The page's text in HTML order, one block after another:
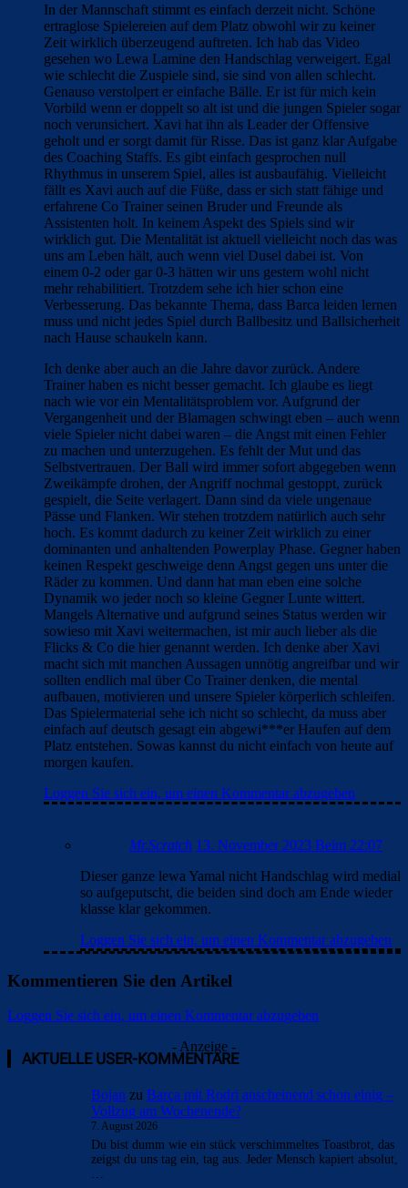
In der Mannschaft stimmt es einfach derzeit nicht. Schöne
ertraglose Spielereien auf dem Platz obwohl wir zu keiner
Zeit wirklich überzeugend auftreten. Ich hab das Video
gesehen wo Lewa Lamine den Handschlag verweigert. Egal
wie schlecht die Zuspiele sind, sie sind von allen schlecht.
Genauso verstolpert er einfache Bälle. Er ist für mich kein
Vorbild wenn er doppelt so alt ist und die jungen Spieler sogar
noch verunsichert. Xavi hat ihn als Leader der Offensive
geholt und er sorgt damit für Risse. Das ist ganz klar Aufgabe
des Coaching Staffs. Es gibt einfach gesprochen null
Rhythmus in unserem Spiel, alles ist ausbaufähig. Vielleicht
fällt es Xavi auch auf die Füße, dass er sich statt fähige und
erfahrene Co Trainer seinen Bruder und Freunde als
Assistenten holt. In keinem Aspekt des Spiels sind wir
wirklich gut. Die Mentalität ist aktuell vielleicht noch das was
uns am Leben hält, auch wenn viel Dusel dabei ist. Von
einem 0-2 oder gar 0-3 hätten wir uns gestern wohl nicht
mehr rehabilitiert. Trotzdem sehe ich hier schon eine
Verbesserung. Das bekannte Thema, dass Barca leiden lernen
muss und nicht jedes Spiel durch Ballbesitz und Ballsicherheit
nach Hause schaukeln kann.
Ich denke aber auch an die Jahre davor zurück. Andere
Trainer haben es nicht besser gemacht. Ich glaube es liegt
nach wie vor ein Mentalitätsproblem vor. Aufgrund der
Vergangenheit und der Blamagen schwingt eben – auch wenn
viele Spieler nicht dabei waren – die Angst mit einen Fehler
zu machen und unterzugehen. Es fehlt der Mut und das
Selbstvertrauen. Der Ball wird immer sofort abgegeben wenn
Zweikämpfe drohen, der Angriff nochmal gestoppt, zurück
gespielt, die Seite verlagert. Dann sind da viele ungenaue
Pässe und Flanken. Wir stehen trotzdem natürlich auch sehr
hoch. Es kommt dadurch zu keiner Zeit wirklich zu einer
dominanten und anhaltenden Powerplay Phase. Gegner haben
keinen Respekt geschweige denn Angst gegen uns unter die
Räder zu kommen. Und dann hat man eben eine solche
Dynamik wo jeder noch so kleine Gegner Lunte wittert.
Mangels Alternative und aufgrund seines Status werden wir
sowieso mit Xavi weitermachen, ist mir auch lieber als die
Flicks & Co die hier genannt werden. Ich denke aber Xavi
macht sich mit manchen Aussagen unnötig angreifbar und wir
sollten endlich mal über Co Trainer denken, die mental
aufbauen, motivieren und unsere Spieler körperlich schleifen.
Das Spielermaterial sehe ich nicht so schlecht, da muss aber
einfach auf deutsch gesagt ein abgewi***er Haufen auf dem
Platz entstehen. Sowas kannst du nicht einfach von heute auf
morgen kaufen.
Loggen Sie sich ein, um einen Kommentar abzugeben
Mr.Scratch 13. November 2023 Beim 22:07
Dieser ganze lewa Yamal nicht Handschlag wird medial
so aufgeputscht, die beiden sind doch am Ende wieder
klasse klar gekommen.
Loggen Sie sich ein, um einen Kommentar abzugeben
Kommentieren Sie den Artikel
Loggen Sie sich ein, um einen Kommentar abzugeben
- Anzeige -
AKTUELLE USER-KOMMENTARE
Bojan zu Barça mit Rodri anscheinend schon einig –
Vollzug am Wochenende?
7. August 2026
Du bist dumm wie ein stück verschimmeltes Toastbrot, das
zeigst du uns tag ein, tag aus. Jeder Mensch kapiert absolut,
…